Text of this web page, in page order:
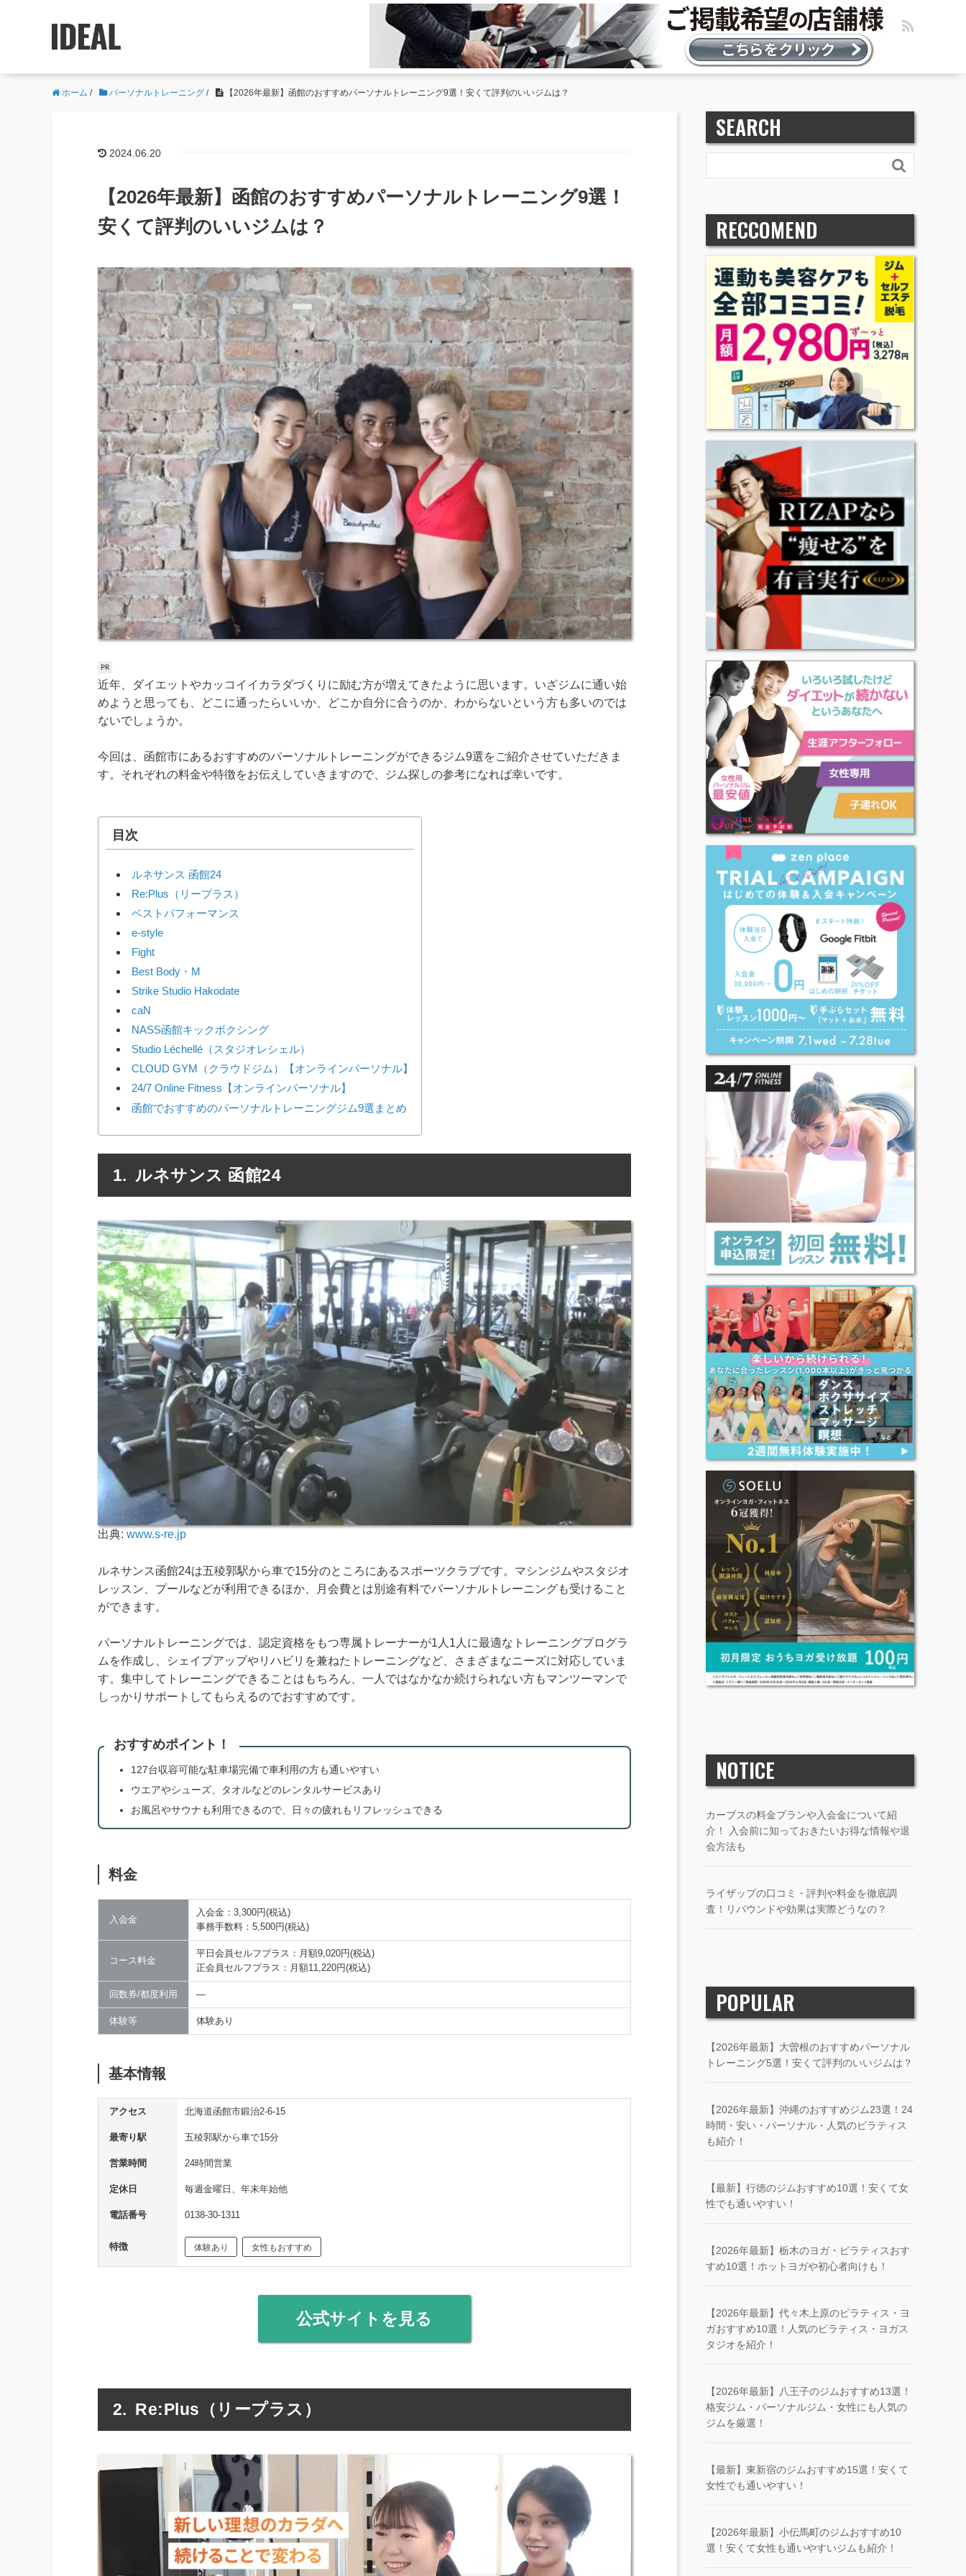
ホーム / パーソナルトレーニング / 【2026年最新】函館のおすすめパーソナルトレーニング9選！安くて評判のいいジムは？
2024.06.20
【2026年最新】函館のおすすめパーソナルトレーニング9選！
安くて評判のいいジムは？
近年、ダイエットやカッコイイカラダづくりに励む方が増えてきたように思います。いざジムに通い始
めようと思っても、どこに通ったらいいか、どこか自分に合うのか、わからないという方も多いのでは
ないでしょうか。
今回は、函館市にあるおすすめのパーソナルトレーニングができるジム9選をご紹介させていただきま
す。それぞれの料金や特徴をお伝えしていきますので、ジム探しの参考になれば幸いです。
目次
ルネサンス 函館24
Re:Plus（リープラス）
ベストパフォーマンス
e-style
Fight
Best Body・M
Strike Studio Hakodate
caN
NASS函館キックボクシング
Studio Léchellé（スタジオレシェル）
CLOUD GYM（クラウドジム）【オンラインパーソナル】
24/7 Online Fitness【オンラインパーソナル】
函館でおすすめのパーソナルトレーニングジム9選まとめ
ルネサンス 函館24
出典: www.s-re.jp
ルネサンス函館24は五稜郭駅から車で15分のところにあるスポーツクラブです。マシンジムやスタジオ
レッスン、プールなどが利用できるほか、月会費とは別途有料でパーソナルトレーニングも受けること
ができます。
パーソナルトレーニングでは、認定資格をもつ専属トレーナーが1人1人に最適なトレーニングプログラ
ムを作成し、シェイプアップやリハビリを兼ねたトレーニングなど、さまざまなニーズに対応していま
す。集中してトレーニングできることはもちろん、一人ではなかなか続けられない方もマンツーマンで
しっかりサポートしてもらえるのでおすすめです。
おすすめポイント！
127台収容可能な駐車場完備で車利用の方も通いやすい
ウエアやシューズ、タオルなどのレンタルサービスあり
お風呂やサウナも利用できるので、日々の疲れもリフレッシュできる
料金
入会金
入会金：3,300円(税込)
事務手数料：5,500円(税込)
コース料金
平日会員セルフプラス：月額9,020円(税込)
正会員セルフプラス：月額11,220円(税込)
回数券/都度利用 ―
体験等 体験あり
基本情報
アクセス 北海道函館市鍛治2-6-15
最寄り駅 五稜郭駅から車で15分
営業時間 24時間営業
定休日 毎週金曜日、年末年始他
電話番号 0138-30-1311
特徴 体験あり 女性もおすすめ
公式サイトを見る
Re:Plus（リープラス）
SEARCH

RECCOMEND
NOTICE
カーブスの料金プランや入会金について紹
介！ 入会前に知っておきたいお得な情報や退
会方法も
ライザップの口コミ・評判や料金を徹底調
査！リバウンドや効果は実際どうなの？
POPULAR
【2026年最新】大曽根のおすすめパーソナル
トレーニング5選！安くて評判のいいジムは？
【2026年最新】沖縄のおすすめジム23選！24
時間・安い・パーソナル・人気のピラティス
も紹介！
【最新】行徳のジムおすすめ10選！安くて女
性でも通いやすい！
【2026年最新】栃木のヨガ・ピラティスおす
すめ10選！ホットヨガや初心者向けも！
【2026年最新】代々木上原のピラティス・ヨ
ガおすすめ10選！人気のピラティス・ヨガス
タジオを紹介！
【2026年最新】八王子のジムおすすめ13選！
格安ジム・パーソナルジム・女性にも人気の
ジムを厳選！
【最新】東新宿のジムおすすめ15選！安くて
女性でも通いやすい！
【2026年最新】小伝馬町のジムおすすめ10
選！安くて女性も通いやすいジムも紹介！